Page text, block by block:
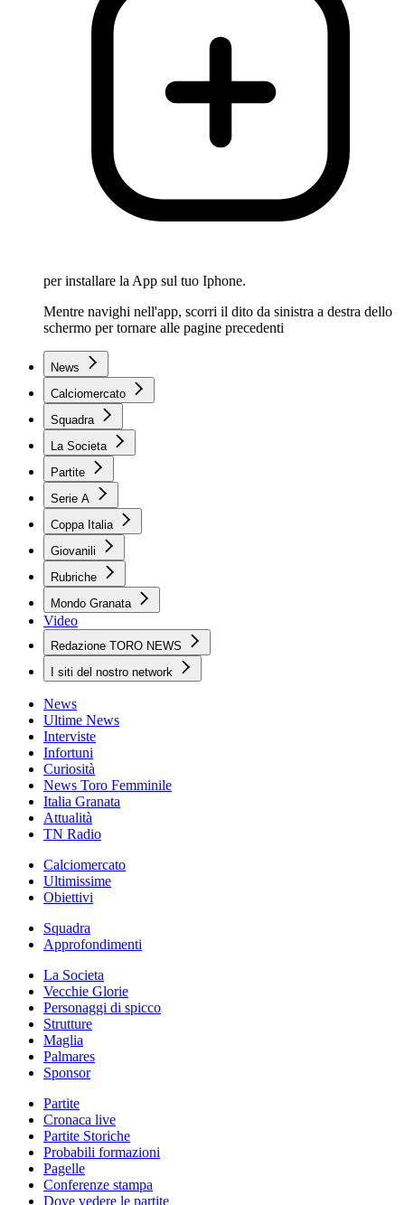
per installare la App sul tuo Iphone.
Mentre navighi nell'app, scorri il dito da sinistra a destra dello
schermo per tornare alle pagine precedenti
News
Calciomercato
Squadra
La Societa
Partite
Serie A
Coppa Italia
Giovanili
Rubriche
Mondo Granata
Video
Redazione TORO NEWS
I siti del nostro network
News
Ultime News
Interviste
Infortuni
Curiosità
News Toro Femminile
Italia Granata
Attualità
TN Radio
Calciomercato
Ultimissime
Obiettivi
Squadra
Approfondimenti
La Societa
Vecchie Glorie
Personaggi di spicco
Strutture
Maglia
Palmares
Sponsor
Partite
Cronaca live
Partite Storiche
Probabili formazioni
Pagelle
Conferenze stampa
Dove vedere le partite